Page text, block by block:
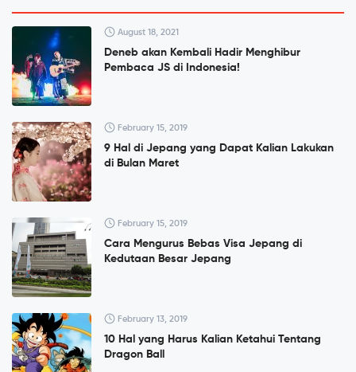
August 18, 2021
Deneb akan Kembali Hadir Menghibur
Pembaca JS di Indonesia!
February 15, 2019
9 Hal di Jepang yang Dapat Kalian Lakukan
di Bulan Maret
February 15, 2019
Cara Mengurus Bebas Visa Jepang di
Kedutaan Besar Jepang
February 13, 2019
10 Hal yang Harus Kalian Ketahui Tentang
Dragon Ball